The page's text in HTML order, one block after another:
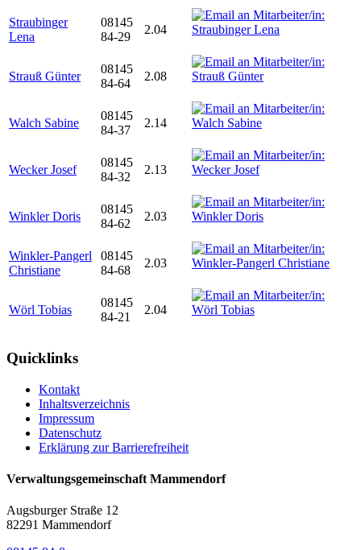
Straubinger
Lena
08145
84-29
2.04
Strauß Günter
08145
84-64
2.08
Walch Sabine
08145
84-37
2.14
Wecker Josef
08145
84-32
2.13
Winkler Doris
08145
84-62
2.03
Winkler-Pangerl
Christiane
08145
84-68
2.03
Wörl Tobias
08145
84-21
2.04
Quicklinks
Kontakt
Inhaltsverzeichnis
Impressum
Datenschutz
Erklärung zur Barrierefreiheit
Verwaltungsgemeinschaft Mammendorf
Augsburger Straße 12
82291 Mammendorf